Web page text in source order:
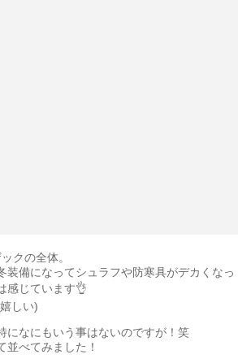
クの全体。
装備になってシュラフや防寒具がデカくなっ
感じています👌
しい)
になにもいう事はないのですが！笑
並べてみました！